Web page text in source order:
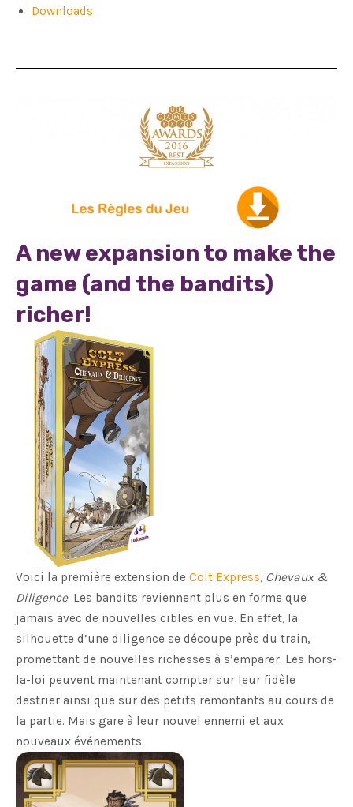
Downloads
A new expansion to make the
game (and the bandits)
richer!
Voici la première extension de Colt Express, Chevaux &
Diligence. Les bandits reviennent plus en forme que
jamais avec de nouvelles cibles en vue. En effet, la
silhouette d’une diligence se découpe près du train,
promettant de nouvelles richesses à s’emparer. Les hors-
la-loi peuvent maintenant compter sur leur fidèle
destrier ainsi que sur des petits remontants au cours de
la partie. Mais gare à leur nouvel ennemi et aux
nouveaux événements.